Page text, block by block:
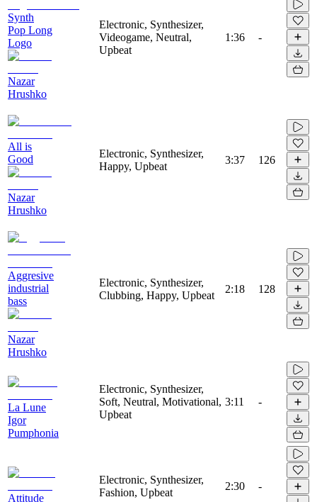
Synth
Pop Long
Logo
Nazar
Hrushko
Electronic, Synthesizer,
Videogame, Neutral,
Upbeat
1:36 -
All is
Good
Nazar
Hrushko
Electronic, Synthesizer,
Happy, Upbeat
3:37 126
Aggresive
industrial
bass
Nazar
Hrushko
Electronic, Synthesizer,
Clubbing, Happy, Upbeat
2:18 128
La Lune
Igor
Pumphonia
Electronic, Synthesizer,
Soft, Neutral, Motivational,
Upbeat
3:11 -
Attitude
Electronic, Synthesizer,
Fashion, Upbeat
2:30 -